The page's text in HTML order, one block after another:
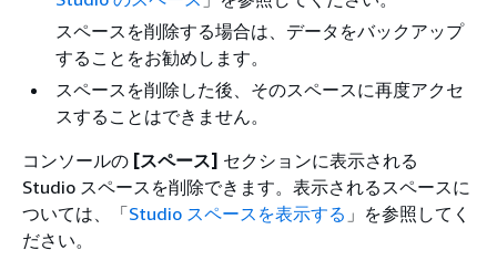
スペースを削除する場合は、データをバックアップ
することをお勧めします。
スペースを削除した後、そのスペースに再度アクセ
スすることはできません。
コンソールの [スペース] セクションに表示される
Studio スペースを削除できます。表示されるスペースに
ついては、「Studio スペースを表示する 」を参照してく
ださい。